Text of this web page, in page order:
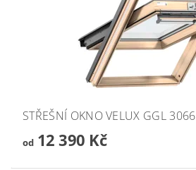
STŘEŠNÍ OKNO VELUX GGL 3066
od12 390 Kč